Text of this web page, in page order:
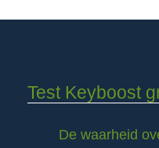
Test Keyboost
De waarheid